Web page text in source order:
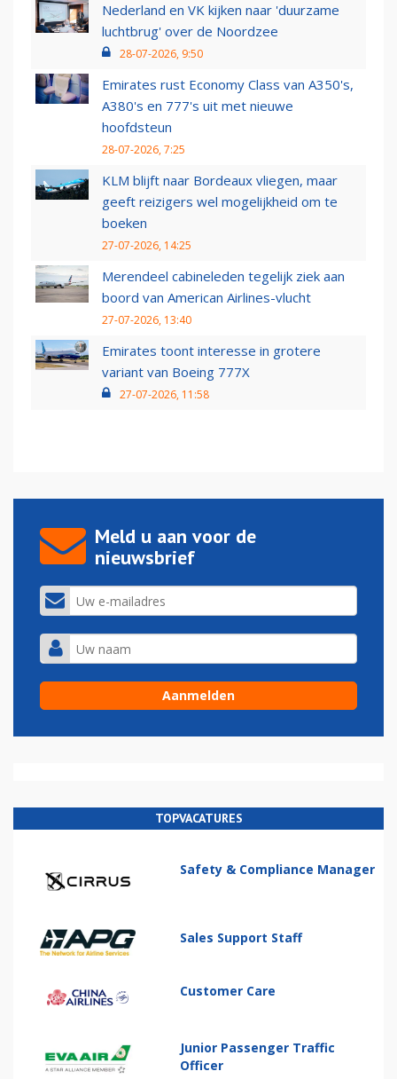
Nederland en VK kijken naar 'duurzame
luchtbrug' over de Noordzee
28-07-2026, 9:50
Emirates rust Economy Class van A350's,
A380's en 777's uit met nieuwe
hoofdsteun
28-07-2026, 7:25
KLM blijft naar Bordeaux vliegen, maar
geeft reizigers wel mogelijkheid om te
boeken
27-07-2026, 14:25
Merendeel cabineleden tegelijk ziek aan
boord van American Airlines-vlucht
27-07-2026, 13:40
Emirates toont interesse in grotere
variant van Boeing 777X
27-07-2026, 11:58
Meld u aan voor de
nieuwsbrief
TOPVACATURES
Safety & Compliance Manager
Sales Support Staff
Customer Care
Junior Passenger Traffic
Officer